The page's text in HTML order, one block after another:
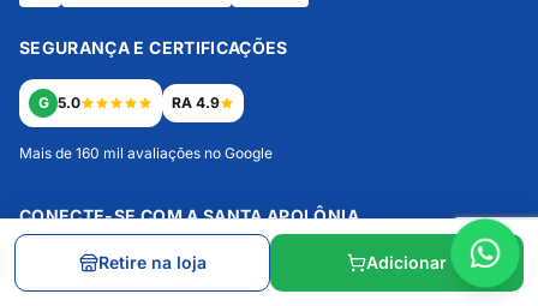
SEGURANÇA E CERTIFICAÇÕES
G 5.0 RA 4.9
Mais de 160 mil avaliações no Google
CONECTE-SE COM A SANTA APOLÔNIA
Retire na loja Adicionar